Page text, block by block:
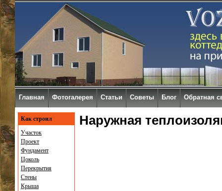
Наружная
Как строил
Участок
Проект
Фундамент
Цоколь
Перекрытия
Стены
Крыша
Главная Фотогалерея Статьи Советы Блог Обратная